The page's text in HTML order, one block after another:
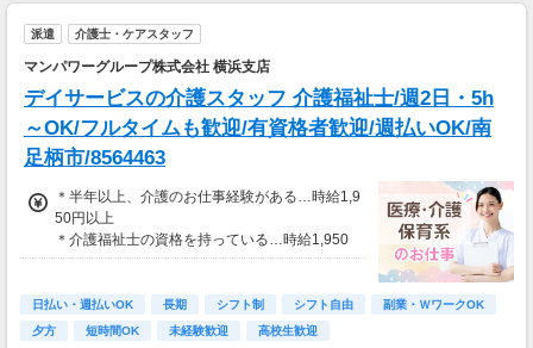
とも！
※資格手当あり（時給50円～UP/資格の種類に
よって異なる）
支払方法：週払い
※週払いOK（規定あり）
→金曜日締め最短翌週火曜日にお給料GET♪
（稼働開始時は手続き完了次第となります）
交通費：別途全額支給
※車・バイク通勤に関して施設により異なる場
派遣 介護士・ケアスタッフ
マンパワーグループ株式会社 横浜支店
デイサービスの介護スタッフ 介護福祉士/週2日・5h
～OK/フルタイムも歓迎/有資格者歓迎/週払いOK/南
足柄市/8564463
＊半年以上、介護のお仕事経験がある…時給1,9
50円以上
＊介護福祉士の資格を持っている…時給1,950
円以上
≪収入例≫
◎日勤／経験者の場合
日払い・週払いOK 長期 シフト制 シフト自由
副業・ＷワークOK
夕方
短時間OK 未経験歓迎 高校生歓迎